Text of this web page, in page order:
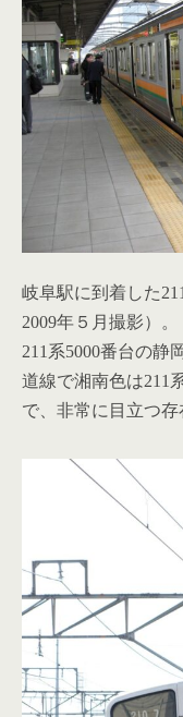
岐阜駅に到着した
2009年５月撮影）。
211系5000番台の静
道線で湘南色は211
で、非常に目立つ存